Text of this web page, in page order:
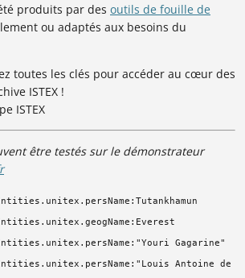
produits par des outils de fouille de
ou adaptés aux besoins du
toutes les clés pour accéder au cœur des
ISTEX !
ISTEX
être testés sur le démonstrateur
Gagarine"
Antoine de